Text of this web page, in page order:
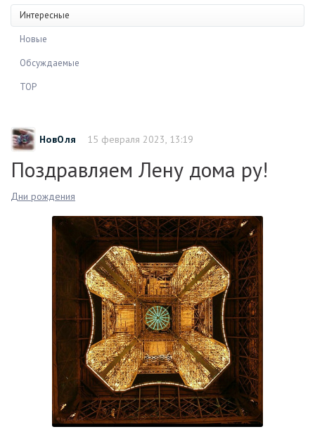
Интересные
Новые
Обсуждаемые
TOP
НовОля 15 февраля 2023, 13:19
Поздравляем Лену дома ру!
Дни рождения